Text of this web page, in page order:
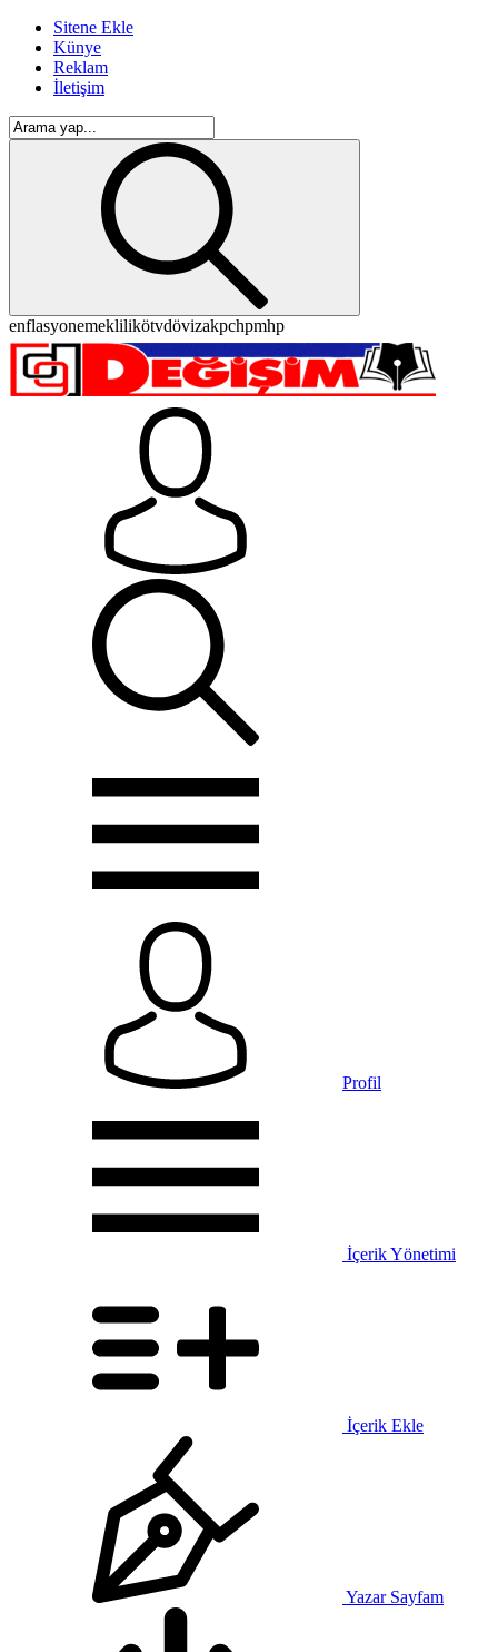
Sitene Ekle
Künye
Reklam
İletişim
enflasyonemeklilikötvdövizakpchpmhp
Profil
İçerik Yönetimi
İçerik Ekle
Yazar Sayfam